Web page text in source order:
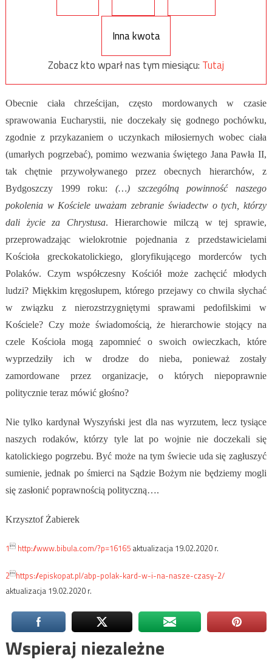
Inna kwota
Zobacz kto wparł nas tym miesiącu: Tutaj
Obecnie ciała chrześcijan, często mordowanych w czasie
sprawowania Eucharystii, nie doczekały się godnego pochówku,
zgodnie z przykazaniem o uczynkach miłosiernych wobec ciała
(umarłych pogrzebać), pomimo wezwania świętego Jana Pawła II,
tak chętnie przywoływanego przez obecnych hierarchów, z
Bydgoszczy 1999 roku: (…) szczególną powinność naszego
pokolenia w Kościele uważam zebranie świadectw o tych, którzy
dali życie za Chrystusa. Hierarchowie milczą w tej sprawie,
przeprowadzając wielokrotnie pojednania z przedstawicielami
Kościoła greckokatolickiego, gloryfikującego morderców tych
Polaków. Czym współczesny Kościół może zachęcić młodych
ludzi? Miękkim kręgosłupem, którego przejawy co chwila słychać
w związku z nierozstrzygniętymi sprawami pedofilskimi w
Kościele? Czy może świadomością, że hierarchowie stojący na
czele Kościoła mogą zapomnieć o swoich owieczkach, które
wyprzedziły ich w drodze do nieba, ponieważ zostały
zamordowane przez organizacje, o których niepoprawnie
politycznie teraz mówić głośno?
Nie tylko kardynał Wyszyński jest dla nas wyrzutem, lecz tysiące
naszych rodaków, którzy tyle lat po wojnie nie doczekali się
katolickiego pogrzebu. Być może na tym świecie uda się zagłuszyć
sumienie, jednak po śmierci na Sądzie Bożym nie będziemy mogli
się zasłonić poprawnością polityczną….
Krzysztof Żabierek
1 http://www.bibula.com/?p=16165aktualizacja 19.02.2020 r.
2https://episkopat.pl/abp-polak-kard-w-i-na-nasze-czasy-2/
aktualizacja 19.02.2020 r.
Wspieraj niezależne